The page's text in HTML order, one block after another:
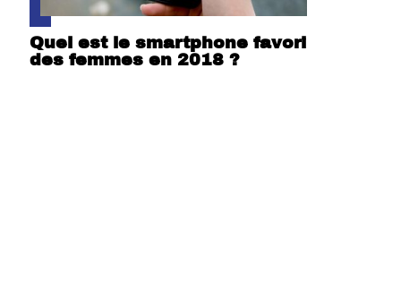
Quel est le smartphone favori
des femmes en 2018 ?